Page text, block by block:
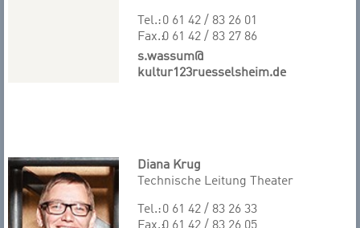
Tel.:0 61 42 / 83 26 01
Fax.:0 61 42 / 83 27 86
s.wassum@
kultur123ruesselsheim.de
Diana Krug
Technische Leitung Theater
Tel.:0 61 42 / 83 26 33